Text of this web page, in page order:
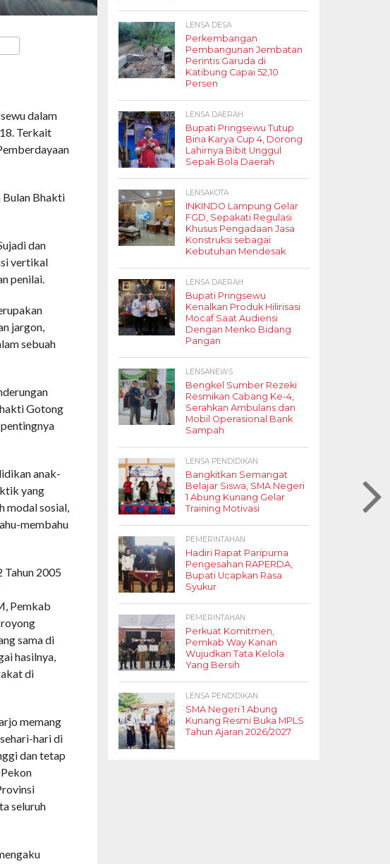
dalam
Terkait
Bulan Bhakti
dan
vertikal
penilai.
jargon,
sebuah
Gotong
anak-
yang
modal sosial,
membahu
Tahun 2005
Pemkab
sama di
hasilnya,
di
memang
hari di
dan tetap
seluruh
LENSA DESA
Perkembangan
Pembangunan Jembatan
Perintis Garuda di
Katibung Capai 52,10
Persen
LENSA DAERAH
Bupati Pringsewu Tutup
Bina Karya Cup 4, Dorong
Lahirnya Bibit Unggul
Sepak Bola Daerah
LENSAKOTA
INKINDO Lampung Gelar
FGD, Sepakati Regulasi
Khusus Pengadaan Jasa
Konstruksi sebagai
Kebutuhan Mendesak
LENSA DAERAH
Bupati Pringsewu
Kenalkan Produk Hilirisasi
Mocaf Saat Audiensi
Dengan Menko Bidang
Pangan
LENSANEWS
Bengkel Sumber Rezeki
Resmikan Cabang Ke-4,
Serahkan Ambulans dan
Mobil Operasional Bank
Sampah
LENSA PENDIDIKAN
Bangkitkan Semangat
Belajar Siswa, SMA Negeri
1 Abung Kunang Gelar
Training Motivasi
PEMERINTAHAN
Hadiri Rapat Paripurna
Pengesahan RAPERDA,
Bupati Ucapkan Rasa
Syukur
PEMERINTAHAN
Perkuat Komitmen,
Pemkab Way Kanan
Wujudkan Tata Kelola
Yang Bersih
LENSA PENDIDIKAN
SMA Negeri 1 Abung
Kunang Resmi Buka MPLS
Tahun Ajaran 2026/2027